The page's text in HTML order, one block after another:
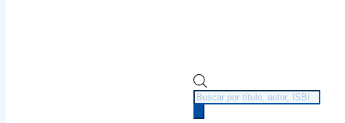
Búsqueda
de
productos